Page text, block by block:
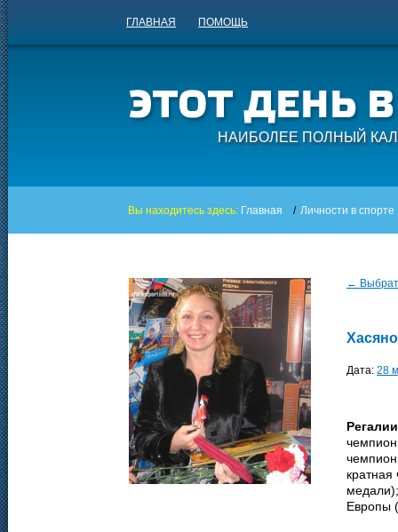
ГЛАВНАЯ ПОМОЩЬ
НАИБОЛЕЕ ПОЛНЫЙ
Вы находитесь здесь: Главная / Личности в спорте
←
Дата: 28
Европы